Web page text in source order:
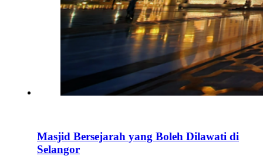
Masjid Bersejarah yang Boleh Dilawati di
Selangor